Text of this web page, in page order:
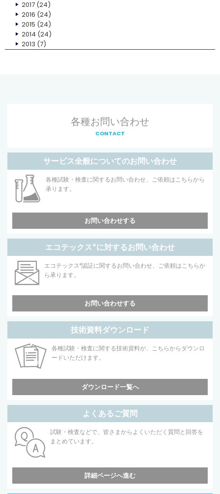
2017(24)
2016 (24)
2015 (24)
2014 (24)
2013 (7)
各種お問い合わせ
CONTACT
サービス全般についてのお問い合わせ
各種試験・検査に関するお問い合わせ、ご依頼はこちらから
承ります。
お問い合わせする
エコテックス®に対するお問い合わせ
エコテックス®認証に関するお問い合わせ、ご依頼はこちらか
ら承ります。
お問い合わせする
技術資料ダウンロード
各種試験・検査に関する技術資料が、こちらからダウンロ
ードいただけます。
ダウンロード一覧へ
よくあるご質問
試験・検査などで、皆さまからよくいただく質問と回答を
まとめています。
詳細ページへ進む